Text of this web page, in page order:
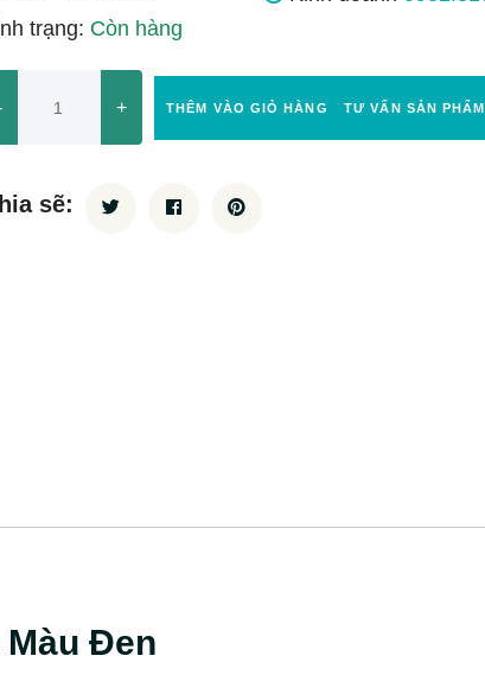
trạng: Còn hàng
+ THÊM VÀO GIỎ HÀNG TƯ VẤN SẢN PHẨM
sẽ:
Đen